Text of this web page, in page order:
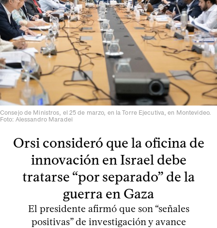
Consejo de Ministros, el 25 de marzo, en la Torre Ejecutiva, en Montevideo.
Foto: Alessandro Maradei
Orsi consideró que la oficina de
innovación en Israel debe
tratarse “por separado” de la
guerra en Gaza
El presidente afirmó que son “señales
positivas” de investigación y avance